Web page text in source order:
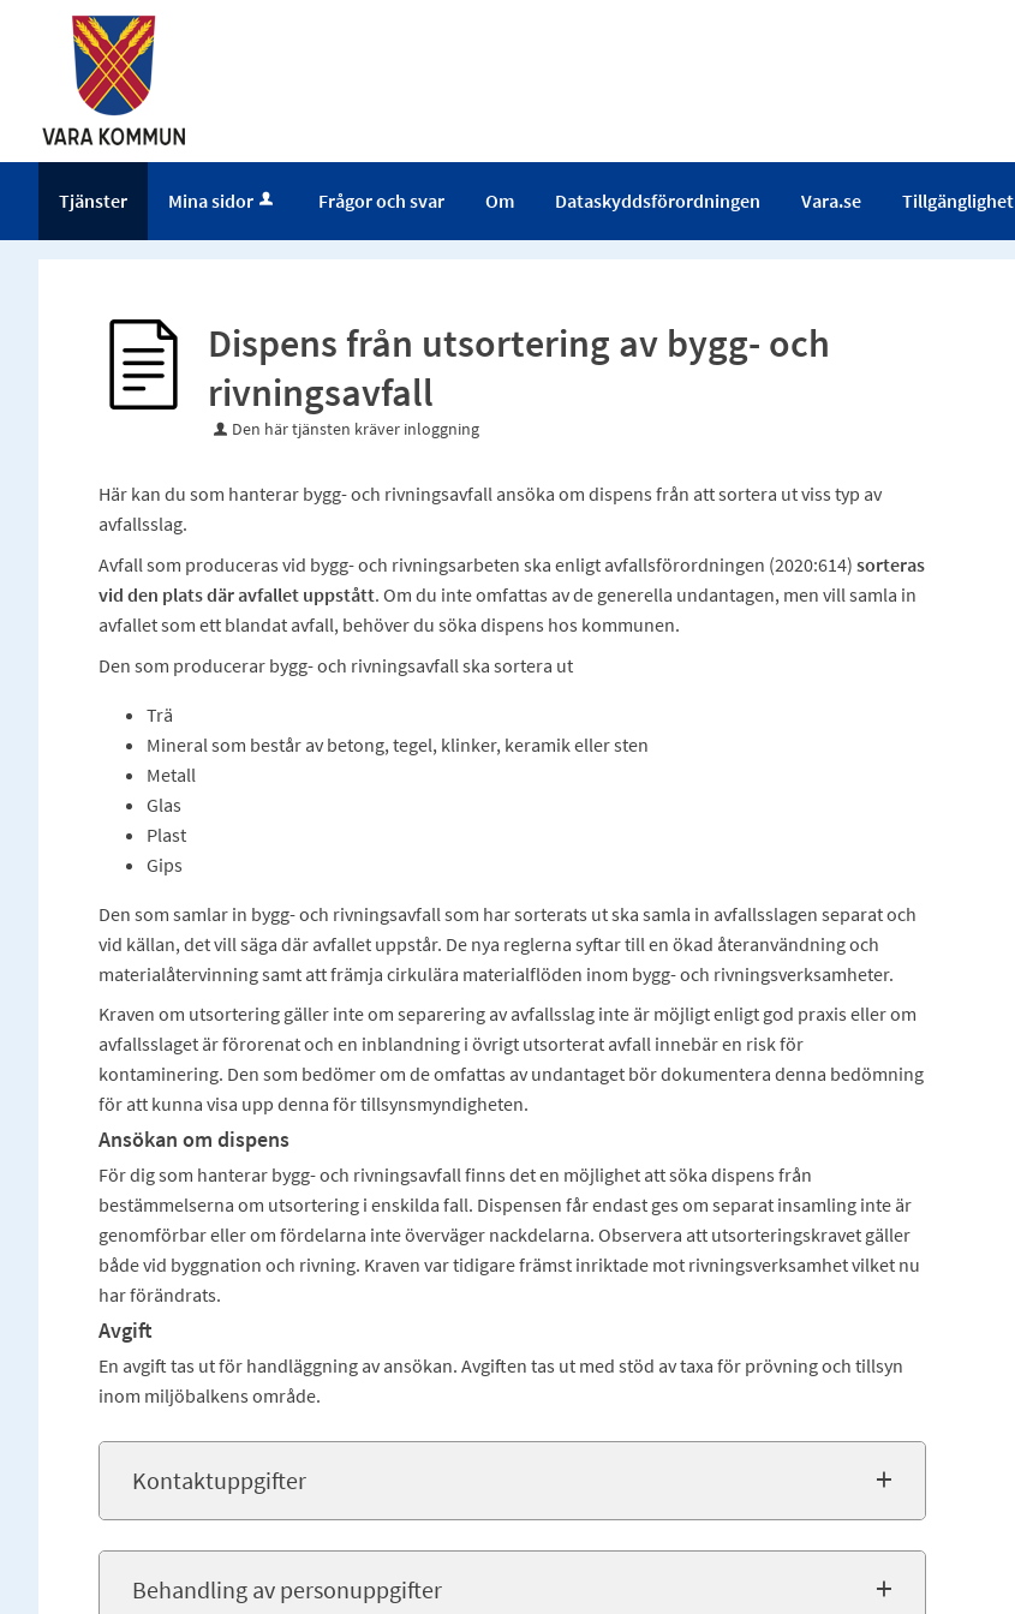
Tjänster Mina sidor Frågor och svar Om Dataskyddsförordningen Vara.se Tillgänglighet
Dispens från utsortering av bygg- och
rivningsavfall
Den här tjänsten kräver inloggning
Här kan du som hanterar bygg- och rivningsavfall ansöka om dispens från att sortera ut viss typ av
avfallsslag.
Avfall som produceras vid bygg- och rivningsarbeten ska enligt avfallsförordningen (2020:614) sorteras
vid den plats där avfallet uppstått. Om du inte omfattas av de generella undantagen, men vill samla in
avfallet som ett blandat avfall, behöver du söka dispens hos kommunen.
Den som producerar bygg- och rivningsavfall ska sortera ut
Trä
Mineral som består av betong, tegel, klinker, keramik eller sten
Metall
Glas
Plast
Gips
Den som samlar in bygg- och rivningsavfall som har sorterats ut ska samla in avfallsslagen separat och
vid källan, det vill säga där avfallet uppstår. De nya reglerna syftar till en ökad återanvändning och
materialåtervinning samt att främja cirkulära materialflöden inom bygg- och rivningsverksamheter.
Kraven om utsortering gäller inte om separering av avfallsslag inte är möjligt enligt god praxis eller om
avfallsslaget är förorenat och en inblandning i övrigt utsorterat avfall innebär en risk för
kontaminering. Den som bedömer om de omfattas av undantaget bör dokumentera denna bedömning
för att kunna visa upp denna för tillsynsmyndigheten.
Ansökan om dispens
För dig som hanterar bygg- och rivningsavfall finns det en möjlighet att söka dispens från
bestämmelserna om utsortering i enskilda fall. Dispensen får endast ges om separat insamling inte är
genomförbar eller om fördelarna inte överväger nackdelarna. Observera att utsorteringskravet gäller
både vid byggnation och rivning. Kraven var tidigare främst inriktade mot rivningsverksamhet vilket nu
har förändrats.
Avgift
En avgift tas ut för handläggning av ansökan. Avgiften tas ut med stöd av taxa för prövning och tillsyn
inom miljöbalkens område.
Kontaktuppgifter
Behandling av personuppgifter